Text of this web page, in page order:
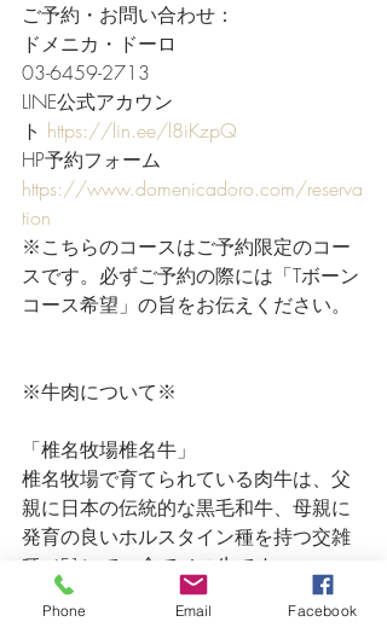
ご予約・お問い合わせ：
ドメニカ・ドーロ
03-6459-2713
LINE公式アカウン
ト https://lin.ee/l8iKzpQ
HP予約フォーム
https://www.domenicadoro.com/reserva
tion
※こちらのコースはご予約限定のコー
スです。必ずご予約の際には「Tボーン
コース希望」の旨をお伝えください。
※牛肉について※
「椎名牧場椎名牛」
椎名牧場で育てられている肉牛は、父
親に日本の伝統的な黒毛和牛、母親に
発育の良いホルスタイン種を持つ交雑
種（F1）で、全てメス牛です。
血統がすべて分かり、生後26か月以
上、安全性の確認された餌で丁寧に育
Phone Email Facebook